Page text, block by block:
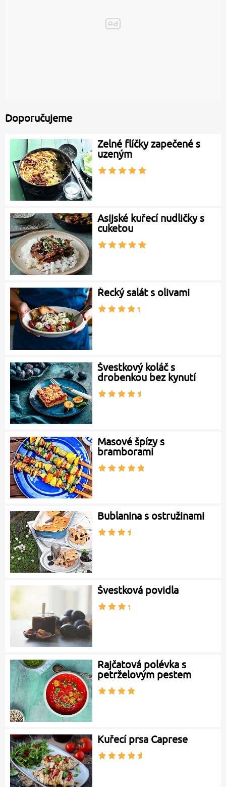
Doporučujeme
Zelné flíčky zapečené s
uzeným
Asijské kuřecí nudličky s
cuketou
Řecký salát s olivami
Švestkový koláč s
drobenkou bez kynutí
Masové špízy s
bramborami
Bublanina s ostružinami
Švestková povidla
Rajčatová polévka s
petrželovým pestem
Kuřecí prsa Caprese